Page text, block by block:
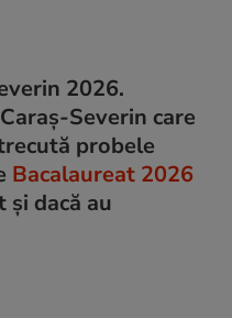
2026.
Severin care
probele
Bacalaureat 2026
și dacă au